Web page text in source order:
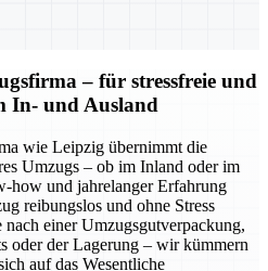
– für stressfreie und
In- und Ausland
wie Leipzig übernimmt die
Umzugs – ob im Inland oder im
how und jahrelanger Erfahrung
reibungslos und ohne Stress
einer Umzugsgutverpackung,
oder der Lagerung – wir kümmern
auf das Wesentliche